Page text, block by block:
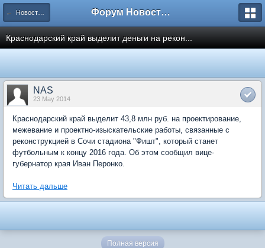
← Новости рынка недвижимости Форум Новостройки
Краснодарский край выделит деньги на рекон...
NAS
23 May 2014
Краснодарский край выделит 43,8 млн руб. на проектирование,
межевание и проектно-изыскательские работы, связанные с
реконструкцией в Сочи стадиона "Фишт", который станет
футбольным к концу 2016 года. Об этом сообщил вице-
губернатор края Иван Перонко.
Читать дальше
Полная версия